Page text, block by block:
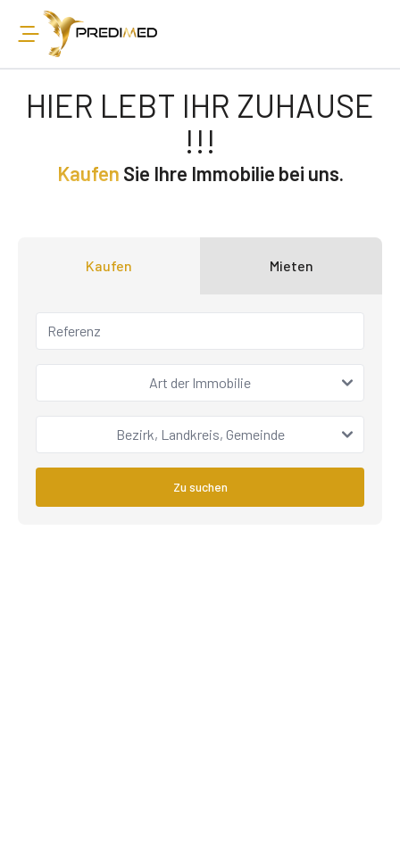
HIER LEBT IHR ZUHAUSE
!!!
Kaufen Sie Ihre Immobilie bei uns.
Kaufen Mieten
Art der Immobilie
Bezirk, Landkreis, Gemeinde
Zu suchen